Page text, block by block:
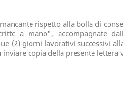
rispetto alla bolla di
a mano", accompagnate
(2) giorni lavorativi successivi
copia della presente lettera